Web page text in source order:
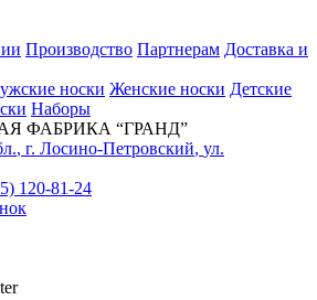
Производство Партнерам Доставка и
носки Женские носки Детские
Наборы
ФАБРИКА “ГРАНД”
, г. Лосино-Петровский, ул.
120-81-24